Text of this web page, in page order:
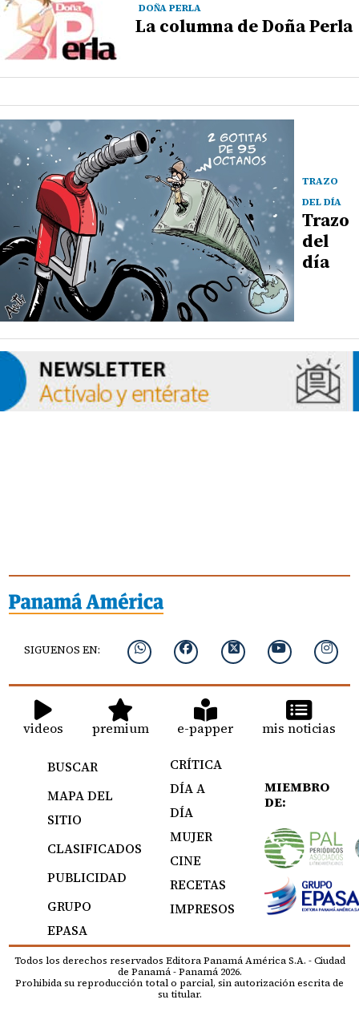
DOÑA PERLA
La columna de Doña Perla
TRAZO
DEL DÍA
Trazo
del
día
SIGUENOS EN:
videos premium e-papper mis noticias
BUSCAR
MAPA DEL
SITIO
CLASIFICADOS
PUBLICIDAD
GRUPO
EPASA
CRÍTICA
DÍA A
DÍA
MUJER
CINE
RECETAS
IMPRESOS
MIEMBRO
DE:
Todos los derechos reservados Editora Panamá América S.A. - Ciudad
de Panamá - Panamá 2026.
Prohibida su reproducción total o parcial, sin autorización escrita de
su titular.